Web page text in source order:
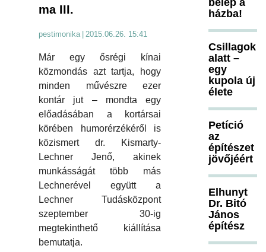
ma III.
pestimonika | 2015.06.26. 15:41
Már egy ősrégi kínai
közmondás azt tartja, hogy
minden művészre ezer
kontár jut – mondta egy
előadásában a kortársai
körében humorérzékéről is
közismert dr. Kismarty-
Lechner Jenő, akinek
munkásságát több más
Lechnerével együtt a
Lechner Tudásközpont
szeptember 30-ig
megtekinthető kiállítása
bemutatja.
házba!
Csillagok
alatt –
egy
kupola új
élete
Petíció
az
építészet
jövőjéért
Elhunyt
Dr. Bitó
János
építész